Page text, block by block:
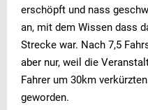
erschöpft und nass
an, mit dem Wissen dass
Strecke war. Nach 7,5
aber nur, weil die
Fahrer um 30km
geworden.